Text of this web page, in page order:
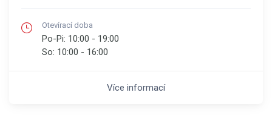
Otevírací doba
Po-Pi: 10:00 - 19:00
So: 10:00 - 16:00
Více informací